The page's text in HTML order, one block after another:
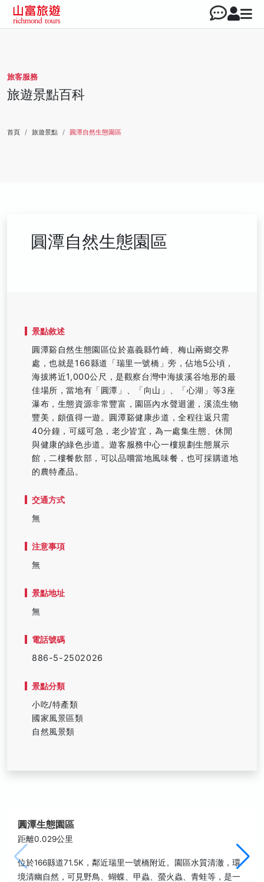
旅客服務
旅遊景點百科
首頁 旅遊景點 圓潭自然生態園區
圓潭自然生態園區
景點敘述
圓潭谿自然生態園區位於嘉義縣竹崎、梅山兩鄉交界
處，也就是166縣道「瑞里一號橋」旁，佔地5公頃，
海拔將近1,000公尺，是觀察台灣中海拔溪谷地形的最
佳場所，當地有「圓潭」、「向山」、「心湖」等3座
瀑布，生態資源非常豐富，園區內水聲迴盪，溪流生物
豐美，頗值得一遊。圓潭谿健康步道，全程往返只需
40分鐘，可緩可急，老少皆宜，為一處集生態、休閒
與健康的綠色步道。遊客服務中心一樓規劃生態展示
館，二樓餐飲部，可以品嚐當地風味餐，也可採購道地
的農特產品。
交通方式
無
注意事項
無
景點地址
無
電話號碼
886-5-2502026
景點分類
小吃/特產類
國家風景區類
自然風景類
圓潭生態園區
距離0.029公里
位於166縣道71.5K，鄰近瑞里一號橋附近。園區水質清澈，環
境清幽自然，可見野鳥、蝴蝶、甲蟲、螢火蟲、青蛙等，是一